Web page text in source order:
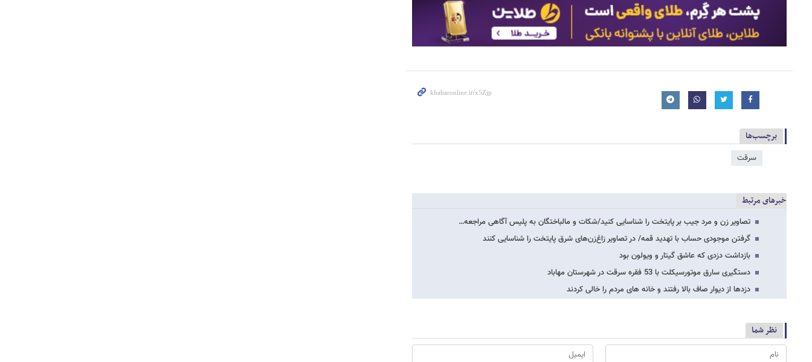
برچسب‌ها
سرقت
خبرهای مرتبط
تصاویر زن و مرد جیب بر پایتخت را شناسایی کنید/شکات و مالباختگان به پلیس آگاهی مراجعه…
گرفتن موجودی حساب با تهدید قمه/ در تصاویر زاغ‌زن‌های شرق پایتخت را شناسایی کنند
بازداشت دزدی که عاشق گیتار و ویولون بود
دستگیری سارق موتورسیکلت با 53 فقره سرقت در شهرستان مهاباد
دزدها از دیوار صاف بالا رفتند و خانه های مردم را خالی کردند
نظر شما